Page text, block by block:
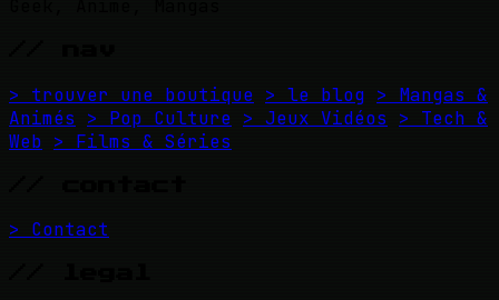
> trouver une boutique > le blog > Mangas &
Animés
> Pop Culture > Jeux Vidéos
> Tech &
Web > Films & Séries
> Contact